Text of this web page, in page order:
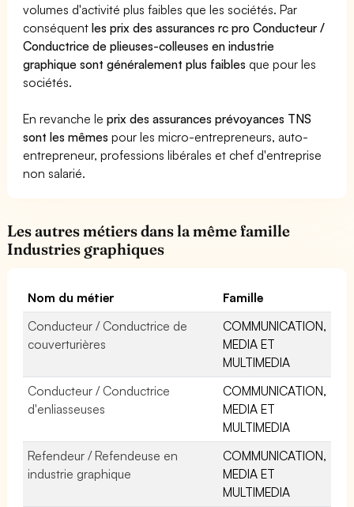
volumes d'activité plus faibles que les sociétés. Par
conséquentles prix des assurances rc pro Conducteur /
Conductrice de plieuses-colleuses en industrie
graphique sont généralement plus faibles que pour les
sociétés.
En revanche leprix des assurances prévoyances TNS
sont les mêmes pour les micro-entrepreneurs, auto-
entrepreneur, professions libérales et chef d'entreprise
non salarié.
Les autres métiers dans la même famille
Industries graphiques
Nom du métier
Famille
Conducteur / Conductrice de
couverturières
COMMUNICATION,
MEDIA ET
MULTIMEDIA
Conducteur / Conductrice
d'enliasseuses
COMMUNICATION,
MEDIA ET
MULTIMEDIA
Refendeur / Refendeuse en
industrie graphique
COMMUNICATION,
MEDIA ET
MULTIMEDIA